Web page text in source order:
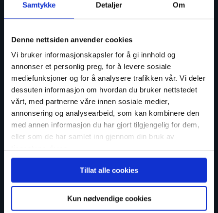
Samtykke Detaljer Om
Denne nettsiden anvender cookies
Vi bruker informasjonskapsler for å gi innhold og
annonser et personlig preg, for å levere sosiale
mediefunksjoner og for å analysere trafikken vår. Vi deler
dessuten informasjon om hvordan du bruker nettstedet
vårt, med partnerne våre innen sosiale medier,
annonsering og analysearbeid, som kan kombinere den
med annen informasjon du har gjort tilgjengelig for dem,
eller som de har samlet inn gjennom din bruk av
Tillat alle cookies
Kun nødvendige cookies
post@hellvikhus.no
51 46 16 00
Jærveien 1250, 4375 Hellvik
Artikler
Boligguider
Kjøpe ny bolig
Nytt fra Hellvik Hus